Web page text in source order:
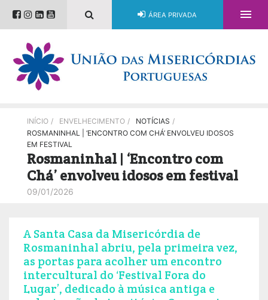
ÁREA PRIVADA 
INÍCIO / ENVELHECIMENTO / NOTÍCIAS /
ROSMANINHAL | ‘ENCONTRO COM CHÁ’ ENVOLVEU IDOSOS
EM FESTIVAL
Rosmaninhal | ‘Encontro com
Chá’ envolveu idosos em festival
09/01/2026
A Santa Casa da Misericórdia de
Rosmaninhal abriu, pela primeira vez,
as portas para acolher um encontro
intercultural do ‘Festival Fora do
Lugar’, dedicado à música antiga e